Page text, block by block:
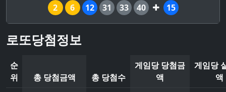
2 6 12 31 33 40 15
로또당첨정보
순
위
총 당첨금액 총 당첨수
게임당 당첨금
액
게임당
액